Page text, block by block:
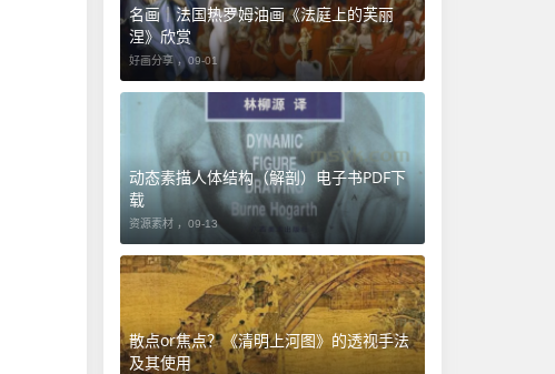
名画｜法国热罗姆油画《法庭上的芙丽
涅》欣赏
好画分享 ，09-01
动态素描人体结构（解剖）电子书PDF下
载
资源素材 ， 09-13
​散点or焦点？《清明上河图》的透视手法
及其使用